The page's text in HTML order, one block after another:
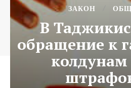
ЗАКОН
В
обращение к
колдунам